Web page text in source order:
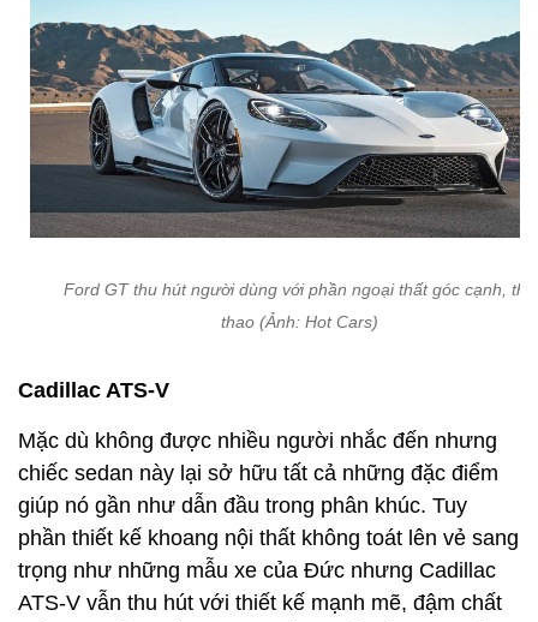
Ford GT thu hút người dùng với phần ngoại thất góc cạnh, thể
thao (Ảnh: Hot Cars)
Cadillac ATS-V
Mặc dù không được nhiều người nhắc đến nhưng
chiếc sedan này lại sở hữu tất cả những đặc điểm
giúp nó gần như dẫn đầu trong phân khúc. Tuy
phần thiết kế khoang nội thất không toát lên vẻ sang
trọng như những mẫu xe của Đức nhưng Cadillac
ATS-V vẫn thu hút với thiết kế mạnh mẽ, đậm chất